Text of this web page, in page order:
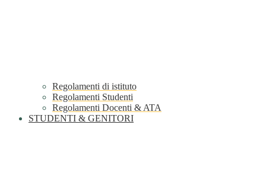
Regolamenti di istituto
Regolamenti Studenti
Regolamenti Docenti & ATA
STUDENTI & GENITORI